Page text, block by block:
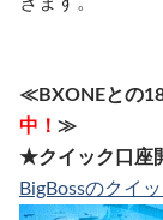
≪BXONEとの
中！ ≫
★クイック口座
BigBossのクイ